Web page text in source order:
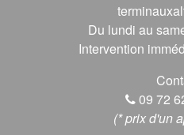
Du lundi au
Intervention
09 72
(* prix d'un